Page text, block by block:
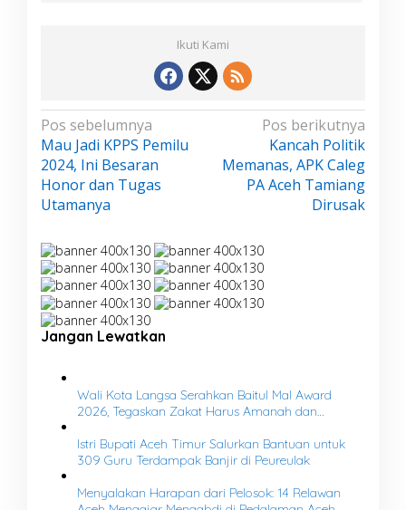
Ikuti Kami
N
a
v
i
a
s
i
p
o
Pos sebelumnya
Mau Jadi KPPS Pemilu
2024, Ini Besaran
Honor dan Tugas
Utamanya
Pos berikutnya
Kancah Politik
Memanas, APK Caleg
PA Aceh Tamiang
Dirusak
Jangan Lewatkan
Wali Kota Langsa Serahkan Baitul Mal Award
2026, Tegaskan Zakat Harus Amanah dan
Istri Bupati Aceh Timur Salurkan Bantuan untuk
309 Guru Terdampak Banjir di Peureulak
Menyalakan Harapan dari Pelosok: 14 Relawan